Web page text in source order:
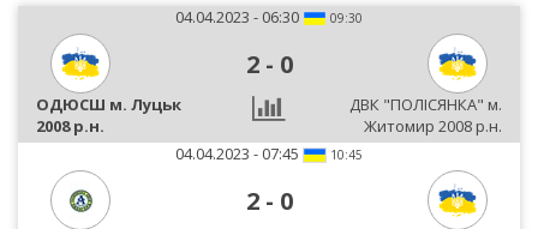
04.04.2023 - 06:30 09:30
2 - 0
ОДЮСШ м. Луцьк
2008 р.н.
ДВК "ПОЛІСЯНКА" м.
Житомир 2008 р.н.
04.04.2023 - 07:45
10:45
2 - 0